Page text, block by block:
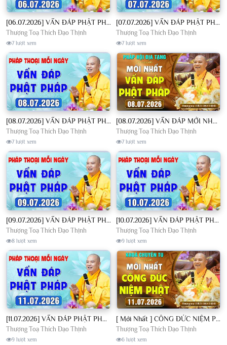
[06.07.2026] VẤN ĐÁP PHẬT PHÁP - Nghe Thầy giảng Pháp mỗi ngày CÔNG ĐỨC VÔ LƯỢNG│TT. Thích Đạo Thịnh
Thượng Toạ Thích Đạo Thịnh
7 lượt xem
[07.07.2026] VẤN ĐÁP PHẬT PHÁP - Nghe Thầy giảng Pháp mỗi ngày CÔNG ĐỨC VÔ LƯỢNG│TT. Thích Đạo Thịnh
Thượng Toạ Thích Đạo Thịnh
7 lượt xem
[08.07.2026] VẤN ĐÁP PHẬT PHÁP - Nghe Thầy giảng Pháp mỗi ngày CÔNG ĐỨC VÔ LƯỢNG│TT. Thích Đạo Thịnh
Thượng Toạ Thích Đạo Thịnh
7 lượt xem
[08.07.2026] VẤN ĐÁP MỚI NHẤT - Pháp Hội Địa Tạng Chùa Khai Nguyên | TT. Thích Đạo Thịnh
Thượng Toạ Thích Đạo Thịnh
7 lượt xem
[09.07.2026] VẤN ĐÁP PHẬT PHÁP - Nghe Thầy giảng Pháp mỗi ngày CÔNG ĐỨC VÔ LƯỢNG│TT. Thích Đạo Thịnh
Thượng Toạ Thích Đạo Thịnh
8 lượt xem
[10.07.2026] VẤN ĐÁP PHẬT PHÁP - Nghe Thầy giảng Pháp mỗi ngày CÔNG ĐỨC VÔ LƯỢNG│TT. Thích Đạo Thịnh
Thượng Toạ Thích Đạo Thịnh
9 lượt xem
[11.07.2026] VẤN ĐÁP PHẬT PHÁP - Nghe Thầy giảng Pháp mỗi ngày CÔNG ĐỨC VÔ LƯỢNG│TT. Thích Đạo Thịnh
Thượng Toạ Thích Đạo Thịnh
9 lượt xem
[ Mới Nhất ] CÔNG ĐỨC NIỆM PHẬT - Khoá Chuyên Tu Chùa Khai Nguyên 11/07/2026 | TT. Thích Đạo Thịnh
Thượng Toạ Thích Đạo Thịnh
6 lượt xem